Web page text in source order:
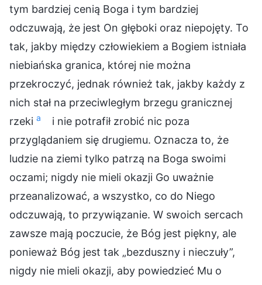
tym bardziej cenią Boga i tym bardziej
odczuwają, że jest On głęboki oraz niepojęty. To
tak, jakby między człowiekiem a Bogiem istniała
niebiańska granica, której nie można
przekroczyć, jednak również tak, jakby każdy z
nich stał na przeciwległym brzegu granicznej
rzeki a
i nie potrafił zrobić nic poza
przyglądaniem się drugiemu. Oznacza to, że
ludzie na ziemi tylko patrzą na Boga swoimi
oczami; nigdy nie mieli okazji Go uważnie
przeanalizować, a wszystko, co do Niego
odczuwają, to przywiązanie. W swoich sercach
zawsze mają poczucie, że Bóg jest piękny, ale
ponieważ Bóg jest tak „bezduszny i nieczuły”,
nigdy nie mieli okazji, aby powiedzieć Mu o